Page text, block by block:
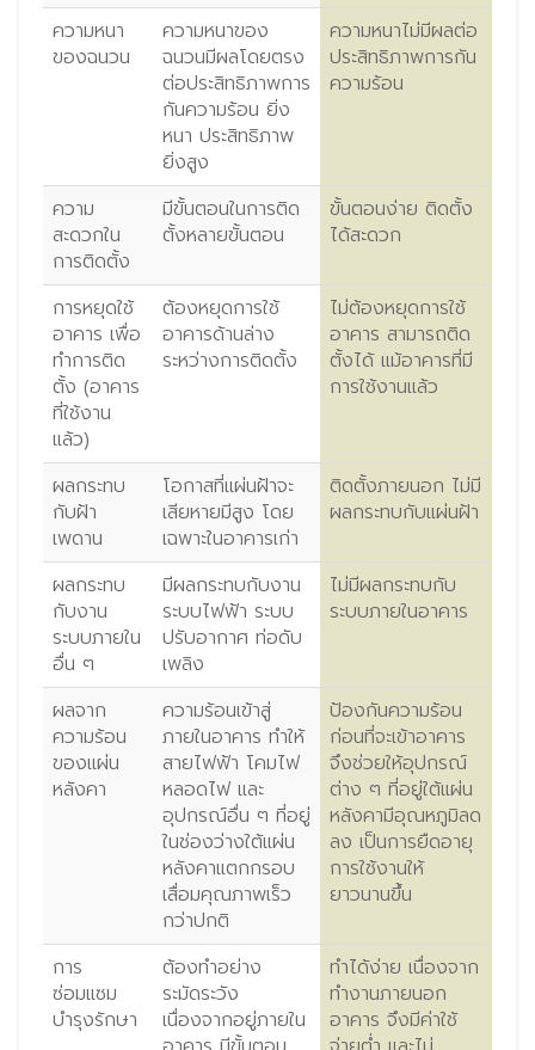
ความหนา
ของฉนวน
ความหนาของ
ฉนวนมีผลโดยตรง
ต่อประสิทธิภาพการ
กันความร้อน ยิ่ง
หนา ประสิทธิภาพ
ยิ่งสูง
ความหนาไม่มีผลต่อ
ประสิทธิภาพการกัน
ความร้อน
ความ
สะดวกใน
การติดตั้ง
มีขั้นตอนในการติด
ตั้งหลายขั้นตอน
ขั้นตอนง่าย ติดตั้ง
ได้สะดวก
การหยุดใช้
อาคาร เพื่อ
ทำการติด
ตั้ง (อาคาร
ที่ใช้งาน
แล้ว)
ต้องหยุดการใช้
อาคารด้านล่าง
ระหว่างการติดตั้ง
ไม่ต้องหยุดการใช้
อาคาร สามารถติด
ตั้งได้ แม้อาคารที่มี
การใช้งานแล้ว
ผลกระทบ
กับฝ้า
เพดาน
โอกาสที่แผ่นฝ้าจะ
เสียหายมีสูง โดย
เฉพาะในอาคารเก่า
ติดตั้งภายนอก ไม่มี
ผลกระทบกับแผ่นฝ้า
ผลกระทบ
กับงาน
ระบบภายใน
อื่น ๆ
มีผลกระทบกับงาน
ระบบไฟฟ้า ระบบ
ปรับอากาศ ท่อดับ
เพลิง
ไม่มีผลกระทบกับ
ระบบภายในอาคาร
ผลจาก
ความร้อน
ของแผ่น
หลังคา
ความร้อนเข้าสู่
ภายในอาคาร ทำให้
สายไฟฟ้า โคมไฟ
หลอดไฟ และ
อุปกรณ์อื่น ๆ ที่อยู่
ในช่องว่างใต้แผ่น
หลังคาแตกกรอบ
เสื่อมคุณภาพเร็ว
กว่าปกติ
ป้องกันความร้อน
ก่อนที่จะเข้าอาคาร
จึงช่วยให้อุปกรณ์
ต่าง ๆ ที่อยู่ใต้แผ่น
หลังคามีอุณหภูมิลด
ลง เป็นการยืดอายุ
การใช้งานให้
ยาวนานขึ้น
การ
ซ่อมแซม
บำรุงรักษา
ต้องทำอย่าง
ระมัดระวัง
เนื่องจากอยู่ภายใน
ทำได้ง่าย เนื่องจาก
ทำงานภายนอก
อาคาร จึงมีค่าใช้